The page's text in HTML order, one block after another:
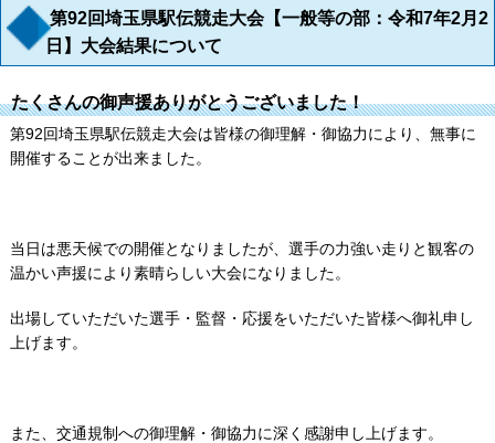
第92回埼玉県駅伝競走大会【一般等の部：令和7年2月2
日】大会結果について
たくさんの御声援ありがとうございました！
第92回埼玉県駅伝競走大会は皆様の御理解・御協力により、無事に
開催することが出来ました。
当日は悪天候での開催となりましたが、選手の力強い走りと観客の
温かい声援により素晴らしい大会になりました。
出場していただいた選手・監督・応援をいただいた皆様へ御礼申し
上げます。
また、交通規制への御理解・御協力に深く感謝申し上げます。